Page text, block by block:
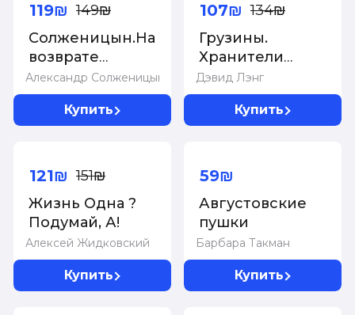
Александр Солженицын
Солженицын.На
возврате
дыхания:Избранная
публицистика
119₪ 149₪
Купить
Дэвид Лэнг
Грузины.
Хранители
святынь
107₪ 134₪
Купить
Алексей Жидковский
Жизнь Одна ?
Подумай, А!
121₪ 151₪
Купить
Барбара Такман
Августовские
пушки
59₪
Купить